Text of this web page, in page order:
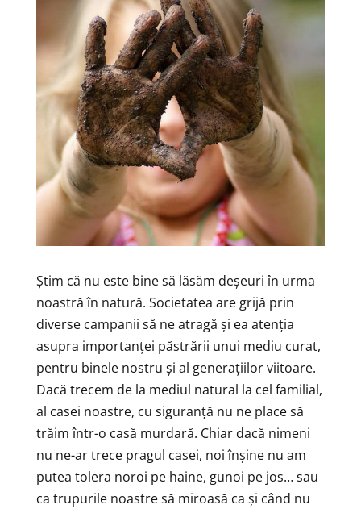
Știm că nu este bine să lăsăm deșeuri în urma
noastră în natură. Societatea are grijă prin
diverse campanii să ne atragă și ea atenția
asupra importanței păstrării unui mediu curat,
pentru binele nostru și al generațiilor viitoare.
Dacă trecem de la mediul natural la cel familial,
al casei noastre, cu siguranță nu ne place să
trăim într-o casă murdară. Chiar dacă nimeni
nu ne-ar trece pragul casei, noi înșine nu am
putea tolera noroi pe haine, gunoi pe jos… sau
ca trupurile noastre să miroasă ca și când nu